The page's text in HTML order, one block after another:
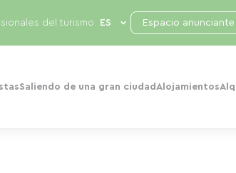
Saliendo de una gran ciudad Alojamientos
del turismo Espacio anunciante